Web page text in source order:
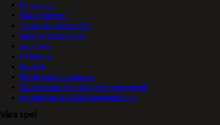
Nyhetsrum
Våra logotyper
Jobba på Svenska Spel
Vanliga frågor & svar
Sponsring
Hållbarhet
Spelkoll
Skydd mot bedrägerier
Så motverkar Svenska Spel penningtvätt
Användning av AI för kommunikation
Våra spel